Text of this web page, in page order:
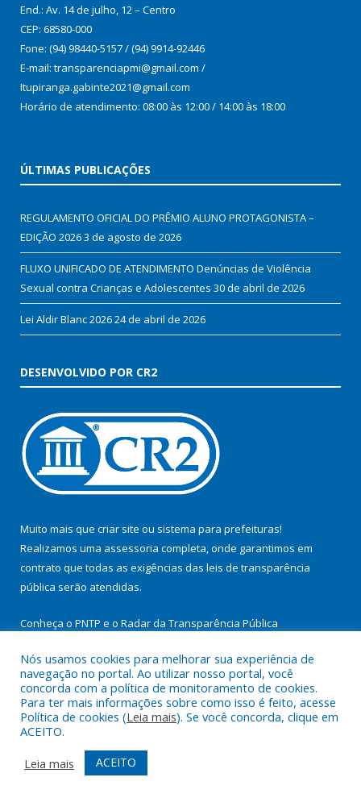
End.: Av. 14 de julho, 12 – Centro
CEP: 68580-000
Fone: (94) 98440-5157 / (94) 9914-92446
E-mail: transparenciapmi@gmail.com /
Itupiranga.gabinte2021@gmail.com
Horário de atendimento: 08:00 às 12:00 / 14:00 às 18:00
ÚLTIMAS PUBLICAÇÕES
REGULAMENTO OFICIAL DO PRÊMIO ALUNO PROTAGONISTA –
EDIÇÃO 20263 de agosto de 2026
FLUXO UNIFICADO DE ATENDIMENTO Denúncias de Violência
Sexual contra Crianças e Adolescentes 30 de abril de 2026
Lei Aldir Blanc 202624 de abril de 2026
DESENVOLVIDO POR CR2
Muito mais que criar site ou sistema para prefeituras!
Realizamos uma assessoria completa, onde garantimos em
contrato que todas as exigências das leis de transparência
pública serão atendidas.
Conheça o PNTP e o Radar da Transparência Pública
Todos os direitos reservados a Prefeitura Municipal de
Itupiranga.
Mapa do Site
Acessar Área Administrativa
Acessar Webmail
Nós usamos cookies para melhorar sua experiência de
navegação no portal. Ao utilizar nosso portal, você
concorda com a política de monitoramento de cookies.
Para ter mais informações sobre como isso é feito, acesse
Política de cookies (Leia mais). Se você concorda, clique em
ACEITO.
Leia mais
ACEITO